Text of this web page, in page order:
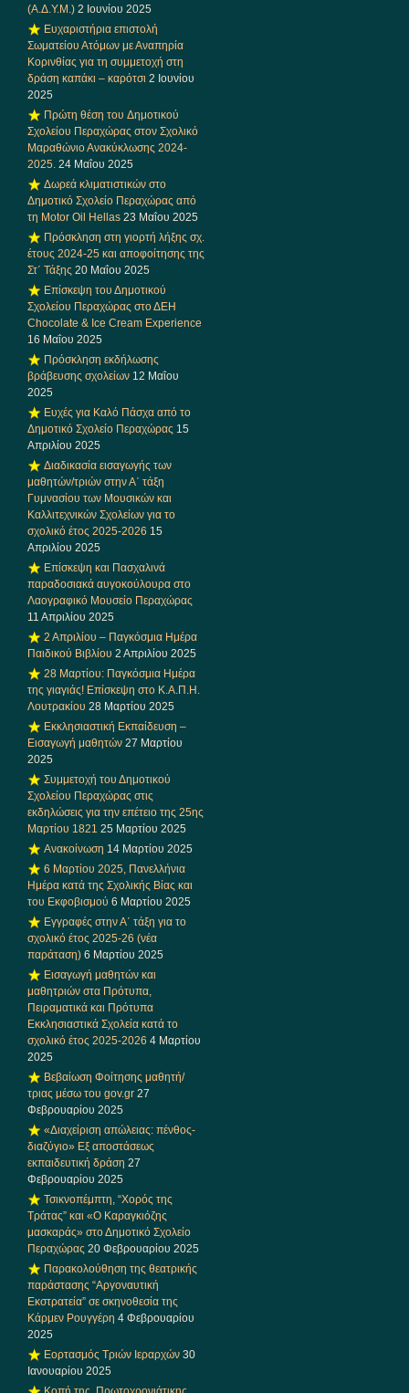
(Α.Δ.Υ.Μ.) 2 Ιουνίου 2025
Ευχαριστήρια επιστολή
Σωματείου Ατόμων με Αναπηρία
Κορινθίας για τη συμμετοχή στη
δράση καπάκι – καρότσι 2 Ιουνίου
2025
Πρώτη θέση του Δημοτικού
Σχολείου Περαχώρας στον Σχολικό
Μαραθώνιο Ανακύκλωσης 2024-
2025. 24 Μαΐου 2025
Δωρεά κλιματιστικών στο
Δημοτικό Σχολείο Περαχώρας από
τη Motor Oil Hellas 23 Μαΐου 2025
Πρόσκληση στη γιορτή λήξης σχ.
έτους 2024-25 και αποφοίτησης της
Στ΄ Τάξης 20 Μαΐου 2025
Επίσκεψη του Δημοτικού
Σχολείου Περαχώρας στο ΔΕΗ
Chocolate & Ice Cream Experience
16 Μαΐου 2025
Πρόσκληση εκδήλωσης
βράβευσης σχολείων 12 Μαΐου
2025
Ευχές για Καλό Πάσχα από το
Δημοτικό Σχολείο Περαχώρας 15
Απριλίου 2025
Διαδικασία εισαγωγής των
μαθητών/τριών στην Α΄ τάξη
Γυμνασίου των Μουσικών και
Καλλιτεχνικών Σχολείων για το
σχολικό έτος 2025-2026 15
Απριλίου 2025
Επίσκεψη και Πασχαλινά
παραδοσιακά αυγοκούλουρα στο
Λαογραφικό Μουσείο Περαχώρας
11 Απριλίου 2025
2 Απριλίου – Παγκόσμια Ημέρα
Παιδικού Βιβλίου 2 Απριλίου 2025
28 Μαρτίου: Παγκόσμια Ημέρα
της γιαγιάς! Επίσκεψη στο Κ.Α.Π.Η.
Λουτρακίου 28 Μαρτίου 2025
Εκκλησιαστική Εκπαίδευση –
Εισαγωγή μαθητών 27 Μαρτίου
2025
Συμμετοχή του Δημοτικού
Σχολείου Περαχώρας στις
εκδηλώσεις για την επέτειο της 25ης
Μαρτίου 1821 25 Μαρτίου 2025
Ανακοίνωση 14 Μαρτίου 2025
6 Μαρτίου 2025, Πανελλήνια
Ημέρα κατά της Σχολικής Βίας και
του Εκφοβισμού 6 Μαρτίου 2025
Εγγραφές στην Α΄ τάξη για το
σχολικό έτος 2025-26 (νέα
παράταση) 6 Μαρτίου 2025
Εισαγωγή μαθητών και
μαθητριών στα Πρότυπα,
Πειραματικά και Πρότυπα
Εκκλησιαστικά Σχολεία κατά το
σχολικό έτος 2025-2026 4 Μαρτίου
2025
Βεβαίωση Φοίτησης μαθητή/
τριας μέσω του gov.gr 27
Φεβρουαρίου 2025
«Διαχείριση απώλειας: πένθος-
διαζύγιο» Eξ αποστάσεως
εκπαιδευτική δράση 27
Φεβρουαρίου 2025
Τσικνοπέμπτη, “Χορός της
Τράτας” και «Ο Καραγκιόζης
μασκαράς» στο Δημοτικό Σχολείο
Περαχώρας 20 Φεβρουαρίου 2025
Παρακολούθηση της θεατρικής
παράστασης “Αργοναυτική
Εκστρατεία” σε σκηνοθεσία της
Κάρμεν Ρουγγέρη 4 Φεβρουαρίου
2025
Εορτασμός Τριών Ιεραρχών 30
Ιανουαρίου 2025